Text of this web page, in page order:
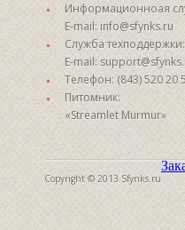
Информационноая
E-mail: info@sfynks.ru
Служба техподдержки:
E-mail:
Телефон: (843) 520 20
Питомник:
«Streamlet Murmur»
Copyright © 2013 Sfynks.ru